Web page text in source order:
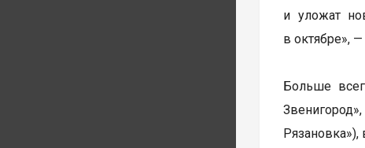
и уложат
в октябре»,
Больше